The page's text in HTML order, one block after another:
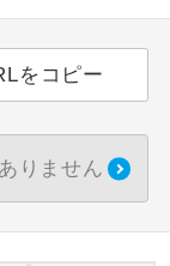
をコピー
りません